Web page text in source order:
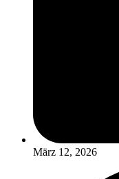
März 12, 2026